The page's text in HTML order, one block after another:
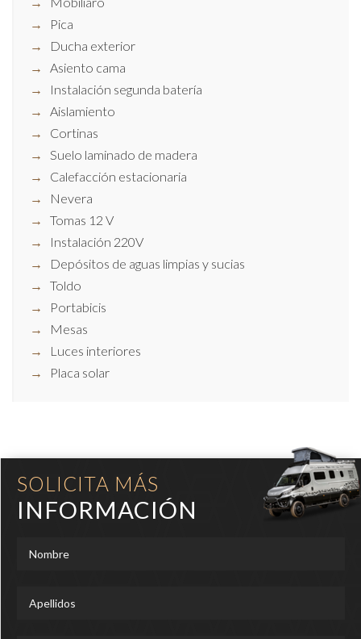
Pica
Ducha exterior
Asiento cama
Instalación segunda batería
Aislamiento
Cortinas
Suelo laminado de madera
Calefacción estacionaria
Nevera
Tomas 12 V
Instalación 220V
Depósitos de aguas limpias y sucias
Toldo
Portabicis
Mesas
Luces interiores
Placa solar
SOLICITA MÁS
INFORMACIÓN